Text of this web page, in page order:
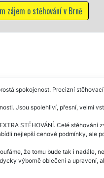
v Brně
spokojenost. Precizní
Jsou spolehliví, přesní, velmi
STĚHOVÁNÍ. Celé stěhování
nejlepší cenové podmínky, ale
že tomu bude tak i nadále,
výborně oblečení a upravení,